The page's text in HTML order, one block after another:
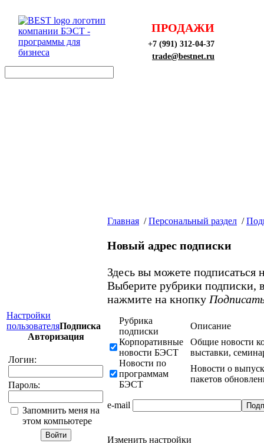
ПРОДАЖИ
+7 (991) 312-04-37
trade@bestnet.ru
Настройки
пользователяПодписка
Авторизация
Логин:
Пароль:
Запомнить меня на
этом компьютере
Главная /Персональный раздел /
Новый адрес подписки
Здесь вы можете подписаться
Выберите рубрики подписки,
нажмите на кнопку
Рубрика
подписки
Описание
Корпоративные
новости БЭСТ
Общие новости
выставки,
Новости по
программам
БЭСТ
Новости о
пакетов
e-mail
Изменить настройки